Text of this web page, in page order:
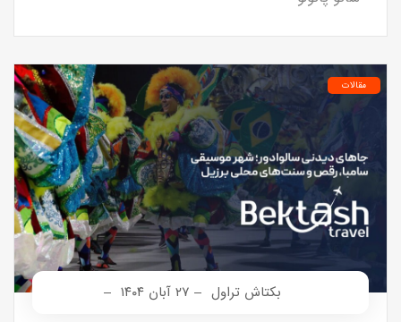
مقالات
بکتاش تراول ۲۷ آبان ۱۴۰۴